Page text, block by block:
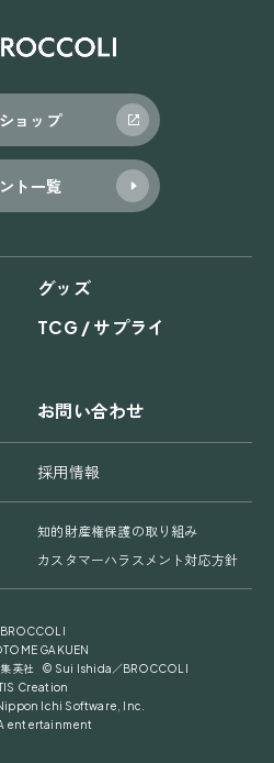
ョップ
ト一覧
グッズ
TCG / サプライ
お問い合わせ
採用情報
知的財産権保護の取り組み
カスタマーハラスメント対応方針
GAKUEN
集英社 © Sui Ishida／BROCCOLI
Creation
Ichi Software, Inc.
entertainment